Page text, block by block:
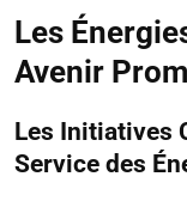
Les
Avenir
Les Initiatives
Service des